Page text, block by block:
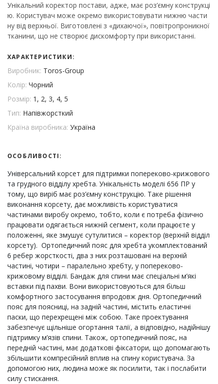
Унікальний коректор постави, адже, має роз’ємну конструкці
ю. Користувач може окремо використовувати нижню части
ну від верхньої. Виготовлені з «дихаючої», повітропроникної
тканини, що не створює дискомфорту при використанні.
ХАРАКТЕРИСТИКИ:
Виробник: Toros-Group
Колір: Чорний
Розмір: 1, 2, 3, 4, 5
Тип: Напівжорсткий
Країна виробника: Україна
ОСОБЛИВОСТІ:
Універсальний корсет для підтримки попереково-крижового
та грудного відділу хребта. Унікальність моделі 656 ПР у
тому, що виріб має роз’ємну конструкцію. Таке рішення
виконання корсету, дає можливість користуватися
частинами виробу окремо, тобто, коли є потреба фізично
працювати одягається нижній сегмент, коли працюєте у
положенні, яке змушує сутулитися – коректор (верхній відділ
корсету). Ортопедичний пояс для хребта укомплектований
6 ребер жорсткості, два з них розташовані на верхній
частині, чотири – паралельно хребту, у попереково-
крижовому відділі. Бандаж для спини має спеціальні м’які
вставки під пахви. Вони використовуються для більш
комфортного застосування впродовж дня. Ортопедичний
пояс для поясниці, на задній частині, містить еластичні
паски, що перехрещені між собою. Таке проектування
забезпечує щільніше огортання талії, а відповідно, надійнішу
підтримку м’язів спини. Також, ортопедичний пояс, на
передній частині, має додаткові фіксатори, що допомагають
збільшити компресійний вплив на спину користувача. За
допомогою них, людина може як посилити, так і послабити
силу стискання.